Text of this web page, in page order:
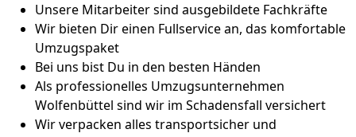
Unsere Mitarbeiter sind ausgebildete Fachkräfte
Wir bieten Dir einen Fullservice an, das komfortable
Umzugspaket
Bei uns bist Du in den besten Händen
Als professionelles Umzugsunternehmen
Wolfenbüttel sind wir im Schadensfall versichert
Wir verpacken alles transportsicher und